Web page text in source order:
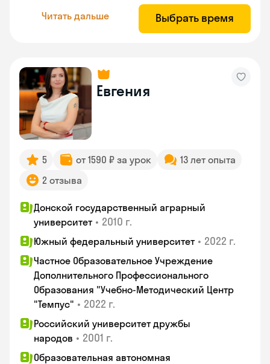
Читать дальше Выбрать время
Евгения
5 от 1590 ₽ за урок
13 лет опыта
2 отзыва
Донской государственный аграрный
университет • 2010 г.
Южный федеральный университет • 2022 г.
Частное Образовательное Учреждение
Дополнительного Профессионального
Образования "Учебно-Методический Центр
"Темпус" • 2022 г.
Российский университет дружбы
народов • 2001 г.
Образовательная автономная